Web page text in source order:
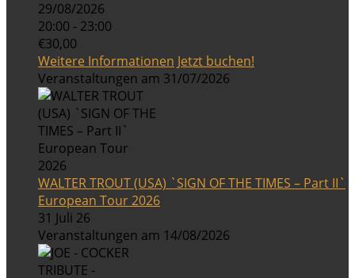
29/08/2026
20:00 - 23:00
€30,00
Weitere Informationen Jetzt buchen!
Veranstaltungen am 31/07/2026
WALTER TROUT (USA) `SIGN OF THE TIMES – Part II`
European Tour 2026
31 Juli 26
Veranstaltungen am 14/08/2026